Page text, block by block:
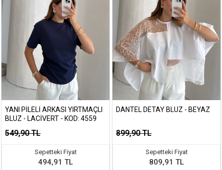
YANI PILELI ARKASI YIRTMAÇLI
BLUZ - LACIVERT - KOD: 4559
549,90 TL
Sepetteki Fiyat
494,91 TL
DANTEL DETAY BLUZ - BEYAZ
899,90 TL
Sepetteki Fiyat
809,91 TL